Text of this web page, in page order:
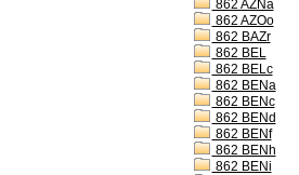
862 AZNa
862 AZOo
862 BAZr
862 BEL
862 BELc
862 BENa
862 BENc
862 BENd
862 BENf
862 BENh
862 BENi